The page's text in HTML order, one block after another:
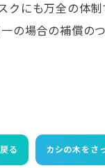
クにも万全の体
の場合の補償の
る カシの木をさ